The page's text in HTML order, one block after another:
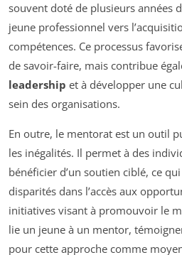
souvent doté de plusieurs années
jeune professionnel vers
compétences. Ce processus
de savoir-faire, mais contribue
leadership et à développer une
sein des organisations.
En outre, le mentorat est un outil
les inégalités. Il permet à des
bénéficier d’un soutien ciblé, ce
disparités dans l’accès aux
initiatives visant à promouvoir le
lie un jeune à un mentor,
pour cette approche comme